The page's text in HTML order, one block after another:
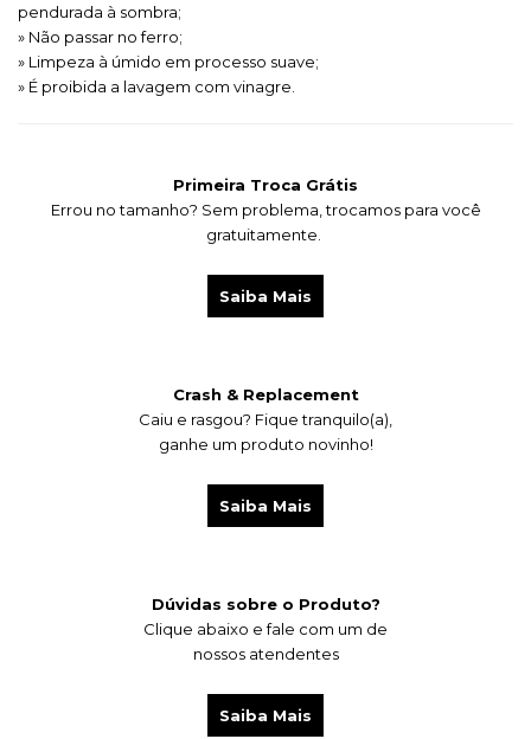
pendurada à sombra;
» Não passar no ferro;
» Limpeza à úmido em processo suave;
» É proibida a lavagem com vinagre.
Primeira Troca Grátis
Errou no tamanho? Sem problema, trocamos para você
gratuitamente.
Saiba Mais
Crash & Replacement
Caiu e rasgou? Fique tranquilo(a),
ganhe um produto novinho!
Saiba Mais
Dúvidas sobre o Produto?
Clique abaixo e fale com um de
nossos atendentes
Saiba Mais